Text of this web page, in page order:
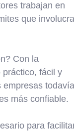
trabajan en
que
Con la
fácil y
empresas todavía
más confiable.
para